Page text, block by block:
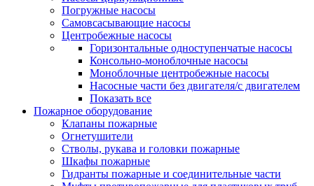
Погружные насосы
Самовсасывающие насосы
Центробежные насосы
Горизонтальные одноступенчатые насосы
Консольно-моноблочные насосы
Моноблочные центробежные насосы
Насосные части без двигателя/с двигателем
Показать все
Пожарное оборудование
Клапаны пожарные
Огнетушители
Стволы, рукава и головки пожарные
Шкафы пожарные
Гидранты пожарные и соединительные части